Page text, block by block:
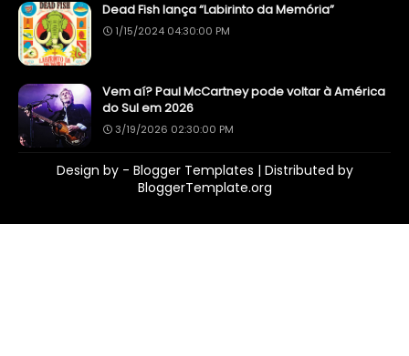
Dead Fish lança “Labirinto da Memória”
1/15/2024 04:30:00 PM
Vem aí? Paul McCartney pode voltar à América
do Sul em 2026
3/19/2026 02:30:00 PM
Design by - Blogger Templates | Distributed by
BloggerTemplate.org